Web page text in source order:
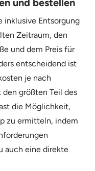
und bestellen
inklusive Entsorgung
Zeitraum, den
und dem Preis für
entscheidend ist
je nach
größten Teil des
die Möglichkeit,
zu ermitteln, indem
auch eine direkte